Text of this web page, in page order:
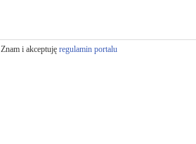
Znam i akceptuję regulamin portalu